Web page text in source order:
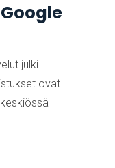
julki
ovat